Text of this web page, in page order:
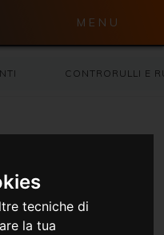
tecniche di
la tua
MENU
CONTRORULLI E